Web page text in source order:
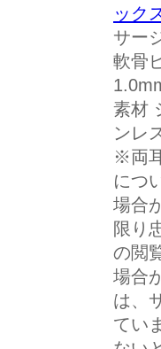
ック
サー
軟骨
素材
ンレ
※両
につ
場合
限り
の閲
場合
は、
てい